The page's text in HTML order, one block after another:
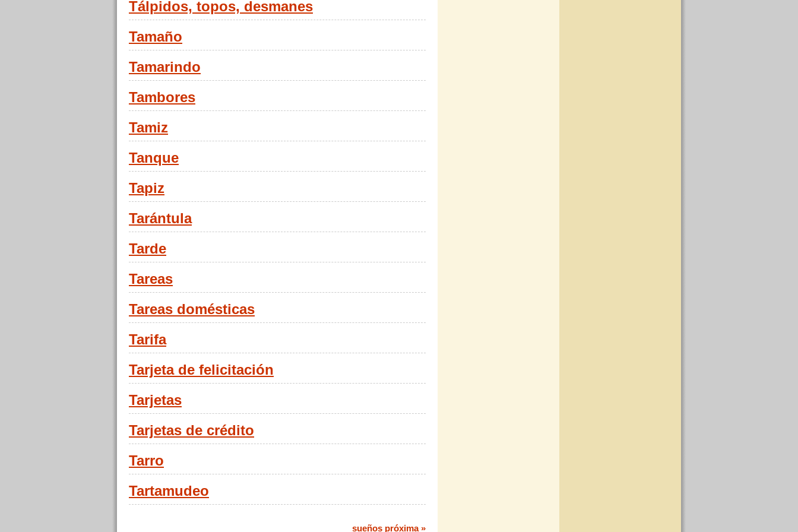
Tálpidos, topos, desmanes
Tamaño
Tamarindo
Tambores
Tamiz
Tanque
Tapiz
Tarántula
Tarde
Tareas
Tareas domésticas
Tarifa
Tarjeta de felicitación
Tarjetas
Tarjetas de crédito
Tarro
Tartamudeo
sueños próxima »